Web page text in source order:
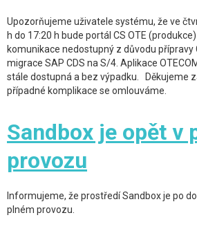
Upozorňujeme uživatele systému, že ve
h do 17:20 h bude portál CS OTE
komunikace nedostupný z důvodu přípravy
migrace SAP CDS na S/4. Aplikace
stále dostupná a bez výpadku. Děkujeme
případné komplikace se omlouváme.
Sandbox je opět v
provozu
Informujeme, že prostředí Sandbox je po
plném provozu.